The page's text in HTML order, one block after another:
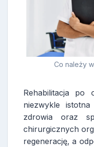
Co należy
Rehabilitacja po
niezwykle
zdrowia oraz
chirurgicznych
regenerację, a